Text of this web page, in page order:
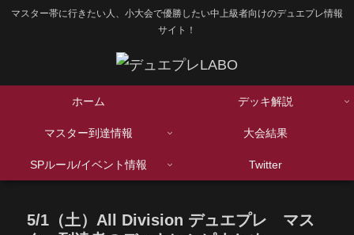
マスター帯に行きたい人、小大会で優勝したい中上級者向けのデュエプレ情報
サイト！
ホーム デッキ解説
マスター到達情報 大会結果
SPルール/イベント情報 Twitter
5/1（土）All Division デュエプレ マス